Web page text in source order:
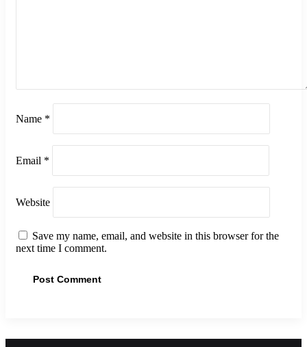
Name *
Email *
Website
Save my name, email, and website in this browser for the
next time I comment.